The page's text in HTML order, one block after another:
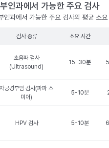
인과에서 가능한 주요 검사
인과에서 가능한 주요 검사의 평균 소
검사 종류 소요 시간
초음파 검사
(Ultrasound)
15-30분
자궁경부암 검사(파파 스
미어)
5-10분
HPV 검사 5-10분